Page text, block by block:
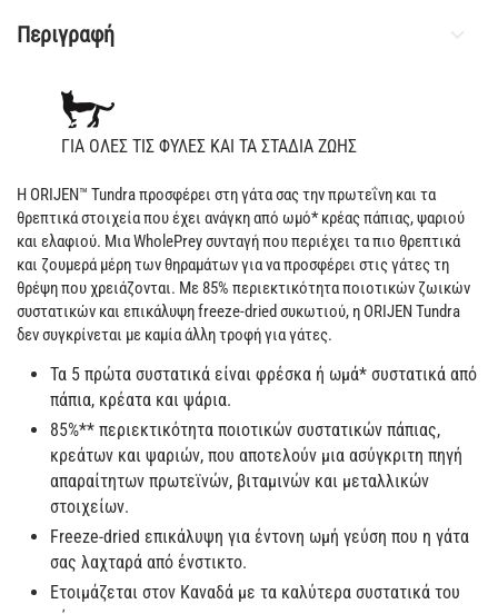
Περιγραφή
ΓΙΑ OΛΕΣ ΤΙΣ ΦΥΛΕΣ ΚΑΙ ΤΑ ΣΤΑΔΙΑ ΖΩΗΣ
H ORIJEN™ Tundra προσφέρει στη γάτα σας την πρωτεΐνη και τα
θρεπτικά στοιχεία που έχει ανάγκη από ωμό* κρέας πάπιας, ψαριού
και ελαφιού. Μια WholePrey συνταγή που περιέχει τα πιο θρεπτικά
και ζουμερά μέρη των θηραμάτων για να προσφέρει στις γάτες τη
θρέψη που χρειάζονται. Με 85% περιεκτικότητα ποιοτικών ζωικών
συστατικών και επικάλυψη freeze-dried συκωτιού, η ORIJEN Tundra
δεν συγκρίνεται με καμία άλλη τροφή για γάτες.
Τα 5 πρώτα συστατικά είναι φρέσκα ή ωμά* συστατικά από
πάπια, κρέατα και ψάρια.
85%** περιεκτικότητα ποιοτικών συστατικών πάπιας,
κρεάτων και ψαριών, που αποτελούν μια ασύγκριτη πηγή
απαραίτητων πρωτεϊνών, βιταμινών και μεταλλικών
στοιχείων.
Freeze-dried επικάλυψη για έντονη ωμή γεύση που η γάτα
σας λαχταρά από ένστικτο.
Ετοιμάζεται στον Καναδά με τα καλύτερα συστατικά του